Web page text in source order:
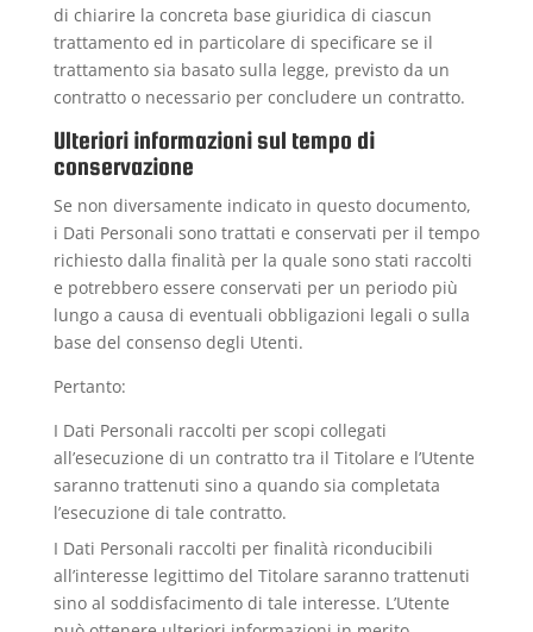
di chiarire la concreta base giuridica di ciascun
trattamento ed in particolare di specificare se il
trattamento sia basato sulla legge, previsto da un
contratto o necessario per concludere un contratto.
Ulteriori informazioni sul tempo di
conservazione
Se non diversamente indicato in questo documento,
i Dati Personali sono trattati e conservati per il tempo
richiesto dalla finalità per la quale sono stati raccolti
e potrebbero essere conservati per un periodo più
lungo a causa di eventuali obbligazioni legali o sulla
base del consenso degli Utenti.
Pertanto:
I Dati Personali raccolti per scopi collegati
all’esecuzione di un contratto tra il Titolare e l’Utente
saranno trattenuti sino a quando sia completata
l’esecuzione di tale contratto.
I Dati Personali raccolti per finalità riconducibili
all’interesse legittimo del Titolare saranno trattenuti
sino al soddisfacimento di tale interesse. L’Utente